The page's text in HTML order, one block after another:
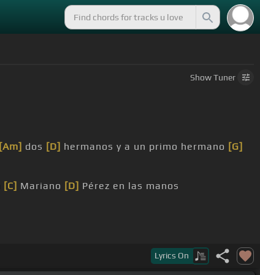
ShowTuner
[Am] dos [D] hermanos y a un primo hermano [G]
[C] Mariano [D] Pérez en las manos
Lyrics On